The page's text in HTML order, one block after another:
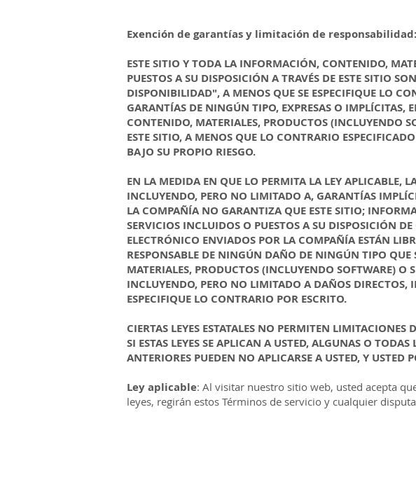
Exención de garantías y limitación de responsabilidad:
ESTE SITIO Y TODA LA INFORMACIÓN, CONTENIDO,
PUESTOS A SU DISPOSICIÓN A TRAVÉS DE ESTE SITIO
DISPONIBILIDAD", A MENOS QUE SE ESPECIFIQUE LO
GARANTÍAS DE NINGÚN TIPO, EXPRESAS O
CONTENIDO, MATERIALES, PRODUCTOS (INCLUYENDO
ESTE SITIO, A MENOS QUE LO CONTRARIO
BAJO SU PROPIO RIESGO.
EN LA MEDIDA EN QUE LO PERMITA LA LEY APLICABLE,
INCLUYENDO, PERO NO LIMITADO A, GARANTÍAS
LA COMPAÑÍA NO GARANTIZA QUE ESTE SITIO;
SERVICIOS INCLUIDOS O PUESTOS A SU DISPOSICIÓN
ELECTRÓNICO ENVIADOS POR LA COMPAÑÍA ESTÁN
RESPONSABLE DE NINGÚN DAÑO DE NINGÚN TIPO
MATERIALES, PRODUCTOS (INCLUYENDO SOFTWARE) O
INCLUYENDO, PERO NO LIMITADO A DAÑOS DIRECTOS,
ESPECIFIQUE LO CONTRARIO POR ESCRITO.
CIERTAS LEYES ESTATALES NO PERMITEN
SI ESTAS LEYES SE APLICAN A USTED, ALGUNAS O
ANTERIORES PUEDEN NO APLICARSE A USTED, Y USTED
Ley aplicable: Al visitar nuestro sitio web, usted acepta
leyes, regirán estos Términos de servicio y cualquier